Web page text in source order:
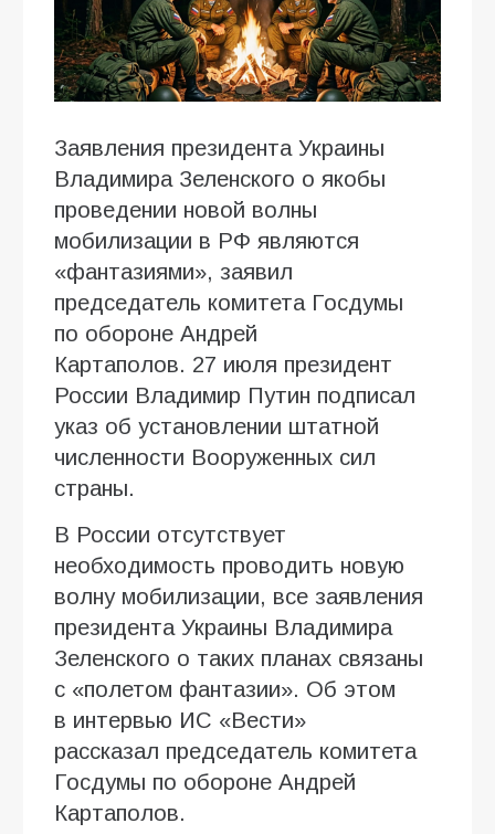
Заявления президента Украины
Владимира Зеленского о якобы
проведении новой волны
мобилизации в РФ являются
«фантазиями», заявил
председатель комитета Госдумы
по обороне Андрей
Картаполов. 27 июля президент
России Владимир Путин подписал
указ об установлении штатной
численности Вооруженных сил
страны.
В России отсутствует
необходимость проводить новую
волну мобилизации, все заявления
президента Украины Владимира
Зеленского о таких планах связаны
с «полетом фантазии». Об этом
в интервью ИC «Вести»
рассказал председатель комитета
Госдумы по обороне Андрей
Картаполов.